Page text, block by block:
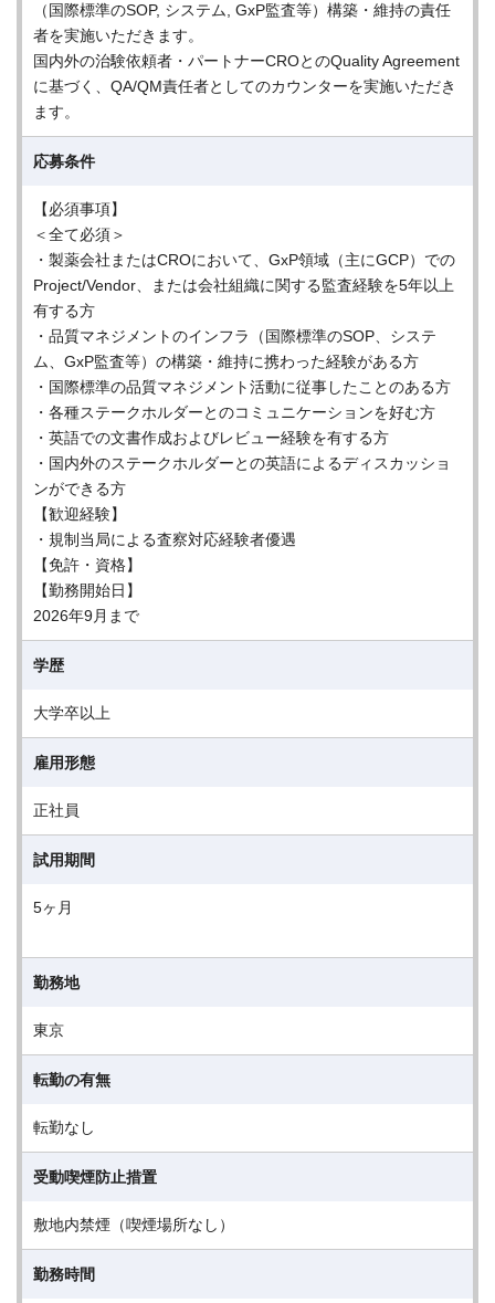
（国際標準のSOP, システム, GxP監査等）構築・維持の責任
者を実施いただきます。
国内外の治験依頼者・パートナーCROとのQuality Agreement
に基づく、QA/QM責任者としてのカウンターを実施いただき
ます。
応募条件
【必須事項】
＜全て必須＞
・製薬会社またはCROにおいて、GxP領域（主にGCP）での
Project/Vendor、または会社組織に関する監査経験を5年以上
有する方
・品質マネジメントのインフラ（国際標準のSOP、システ
ム、GxP監査等）の構築・維持に携わった経験がある方
・国際標準の品質マネジメント活動に従事したことのある方
・各種ステークホルダーとのコミュニケーションを好む方
・英語での文書作成およびレビュー経験を有する方
・国内外のステークホルダーとの英語によるディスカッショ
ンができる方
【歓迎経験】
・規制当局による査察対応経験者優遇
【免許・資格】
【勤務開始日】
2026年9月まで
学歴
大学卒以上
雇用形態
正社員
試用期間
5ヶ月
勤務地
東京
転勤の有無
転勤なし
受動喫煙防止措置
敷地内禁煙（喫煙場所なし）
勤務時間